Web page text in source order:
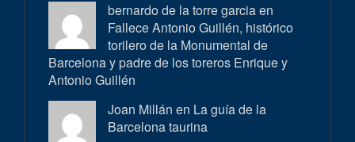
bernardo de la torre garcia en
Fallece Antonio Guillén, histórico
torilero de la Monumental de
Barcelona y padre de los toreros Enrique y
Antonio Guillén
Joan Millán en La guía de la
Barcelona taurina